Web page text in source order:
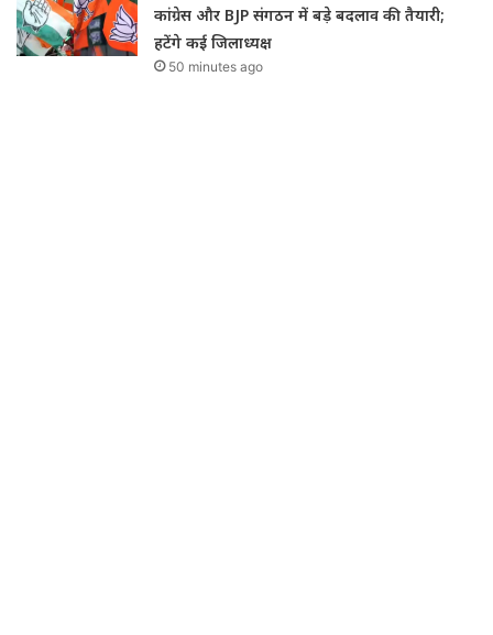
कांग्रेस और BJP संगठन में बड़े बदलाव की तैयारी;
हटेंगे कई जिलाध्यक्ष
50 minutes ago